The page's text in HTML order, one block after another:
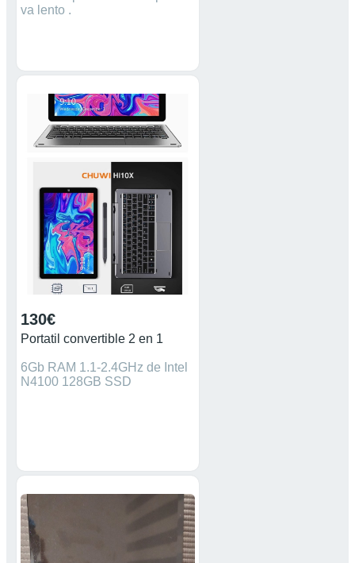
va lento .
130€
Portatil convertible 2 en 1
6Gb RAM 1.1-2.4GHz de Intel
N4100 128GB SSD